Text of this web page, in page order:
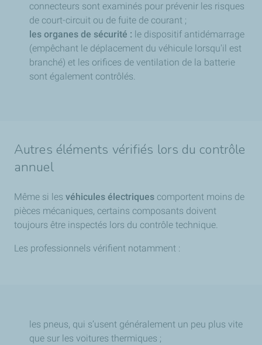
connecteurs sont examinés pour prévenir les risques
de court-circuit ou de fuite de courant ;
les organes de sécurité : le dispositif antidémarrage
(empêchant le déplacement du véhicule lorsqu'il est
branché) et les orifices de ventilation de la batterie
sont également contrôlés.
Autres éléments vérifiés lors du contrôle
annuel
Même si les véhicules électriques comportent moins de
pièces mécaniques, certains composants doivent
toujours être inspectés lors du contrôle technique.
Les professionnels vérifient notamment :
les pneus, qui s’usent généralement un peu plus vite
que sur les voitures thermiques ;